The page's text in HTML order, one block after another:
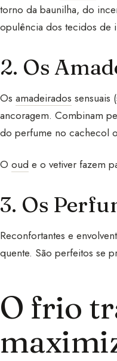
torno da baunilha, do
opulência dos tecidos de
2. Os
Os amadeirados sensuais
ancoragem. Combinam
do perfume no cachecol
O oud e o vetiver fazem
3. Os
Reconfortantes e
quente. São perfeitos se
O frio